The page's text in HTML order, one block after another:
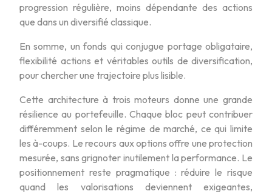
progression régulière, moins dépendante des actions
que dans un diversifié classique.
En somme, un fonds qui conjugue portage obligataire,
flexibilité actions et véritables outils de diversification,
pour chercher une trajectoire plus lisible.
Cette architecture à trois moteurs donne une grande
résilience au portefeuille. Chaque bloc peut contribuer
différemment selon le régime de marché, ce qui limite
les à-coups. Le recours aux options offre une protection
mesurée, sans grignoter inutilement la performance. Le
positionnement reste pragmatique : réduire le risque
quand les valorisations deviennent exigeantes,